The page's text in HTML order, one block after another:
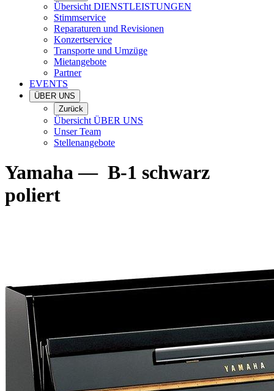
Übersicht DIENSTLEISTUNGEN
Stimmservice
Reparaturen und Revisionen
Konzertservice
Transporte und Umzüge
Mietangebote
Partner
EVENTS
ÜBER UNS
Zurück
Übersicht ÜBER UNS
Unser Team
Stellenangebote
Yamaha— B-1 schwarz
poliert